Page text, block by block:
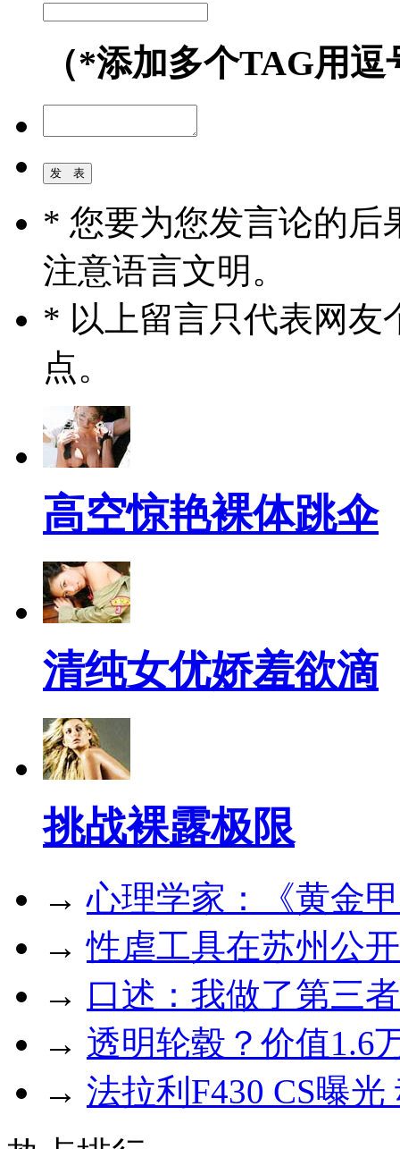
（*添加多个TAG用
* 您要为您发言论的后
注意语言文明。
* 以上留言只代表网友
点。
高空惊艳裸体跳伞
清纯女优娇羞欲滴
挑战裸露极限
→心理学家：《黄金
→性虐工具在苏州公
→ 口述：我做了第三
→ 透明轮毂？价值1.6
→ 法拉利F430 CS曝